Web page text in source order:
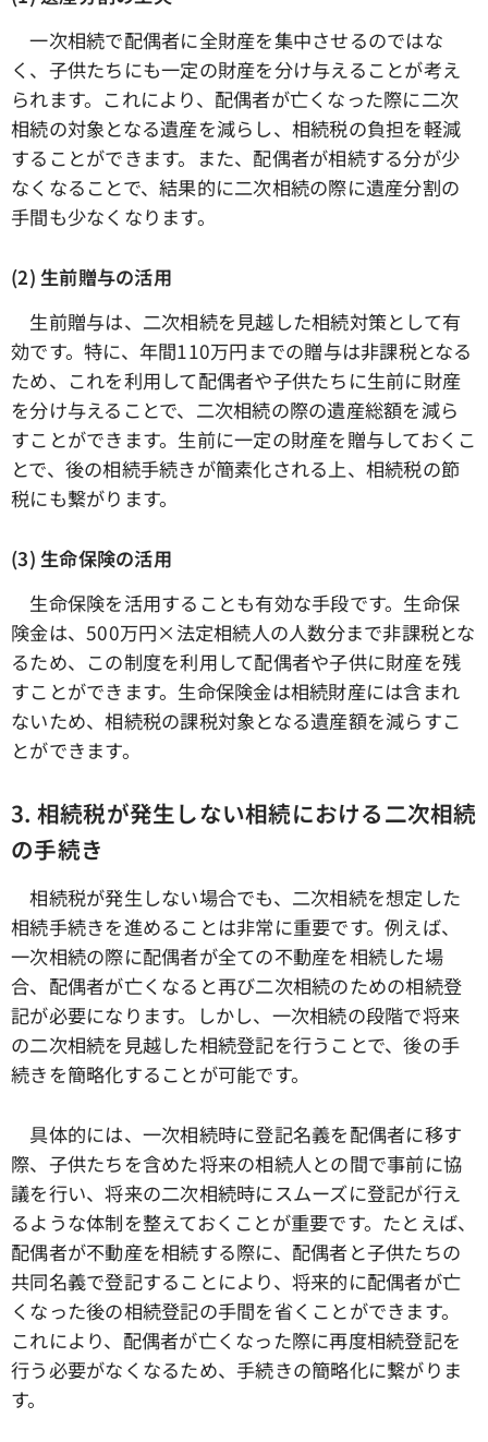
一次相続で配偶者に全財産を集中させるのではな
く、子供たちにも一定の財産を分け与えることが考え
られます。これにより、配偶者が亡くなった際に二次
相続の対象となる遺産を減らし、相続税の負担を軽減
することができます。また、配偶者が相続する分が少
なくなることで、結果的に二次相続の際に遺産分割の
手間も少なくなります。
(2) 生前贈与の活用
生前贈与は、二次相続を見越した相続対策として有
効です。特に、年間110万円までの贈与は非課税となる
ため、これを利用して配偶者や子供たちに生前に財産
を分け与えることで、二次相続の際の遺産総額を減ら
すことができます。生前に一定の財産を贈与しておくこ
とで、後の相続手続きが簡素化される上、相続税の節
税にも繋がります。
(3) 生命保険の活用
生命保険を活用することも有効な手段です。生命保
険金は、500万円×法定相続人の人数分まで非課税とな
るため、この制度を利用して配偶者や子供に財産を残
すことができます。生命保険金は相続財産には含まれ
ないため、相続税の課税対象となる遺産額を減らすこ
とができます。
3. 相続税が発生しない相続における二次相続
の手続き
相続税が発生しない場合でも、二次相続を想定した
相続手続きを進めることは非常に重要です。例えば、
一次相続の際に配偶者が全ての不動産を相続した場
合、配偶者が亡くなると再び二次相続のための相続登
記が必要になります。しかし、一次相続の段階で将来
の二次相続を見越した相続登記を行うことで、後の手
続きを簡略化することが可能です。
具体的には、一次相続時に登記名義を配偶者に移す
際、子供たちを含めた将来の相続人との間で事前に協
議を行い、将来の二次相続時にスムーズに登記が行え
るような体制を整えておくことが重要です。たとえば、
配偶者が不動産を相続する際に、配偶者と子供たちの
共同名義で登記することにより、将来的に配偶者が亡
くなった後の相続登記の手間を省くことができます。
これにより、配偶者が亡くなった際に再度相続登記を
行う必要がなくなるため、手続きの簡略化に繋がりま
す。